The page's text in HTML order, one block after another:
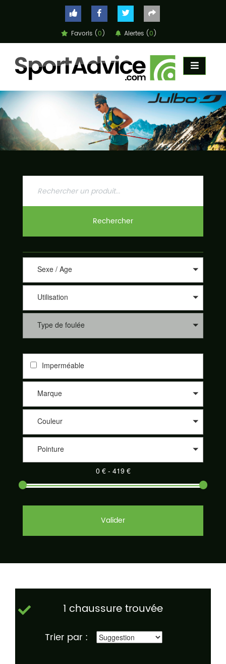
Favoris (0) Alertes (0)
COMPARATEUR
CONSEILS
CONTACT
Rechercher
Sexe / Age
Utilisation
Type de foulée
Imperméable
Marque
Couleur
Pointure
Valider
1 chaussure trouvée
Trier par :